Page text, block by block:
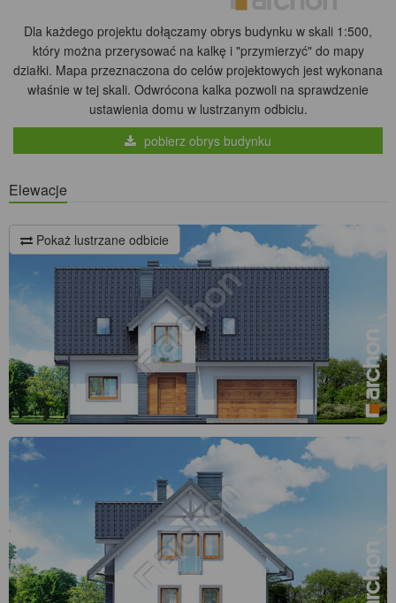
Dla każdego projektu dołączamy obrys budynku w skali 1:500,
który można przerysować na kalkę i "przymierzyć" do mapy
działki. Mapa przeznaczona do celów projektowych jest wykonana
właśnie w tej skali. Odwrócona kalka pozwoli na sprawdzenie
ustawienia domu w lustrzanym odbiciu.
pobierz obrys budynku
Elewacje
Pokaż lustrzane odbicie